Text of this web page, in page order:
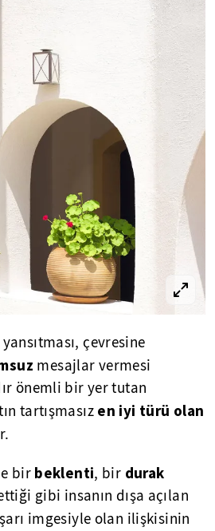
yansıtması, çevresine
mesajlar vermesi
önemli bir yer tutan
tartışmasız en iyi türü olan
bir beklenti, bir durak
gibi insanın dışa açılan
imgesiyle olan ilişkisinin